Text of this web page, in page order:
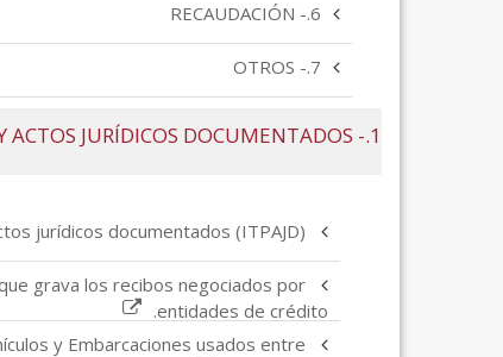
6.- RECAUDACIÓN
7.- OTROS
1.- TRANSMISIONES PATRIMONIALES Y ACTOS JURÍDICOS DOCUMENTADOS
jurídicos documentados (ITPAJD)
grava los recibos negociados por
entidades de crédito.
y Embarcaciones usados entre